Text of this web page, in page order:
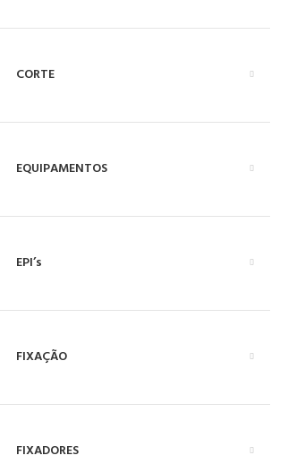
CORTE
EQUIPAMENTOS
EPI’s
FIXAÇÃO
FIXADORES